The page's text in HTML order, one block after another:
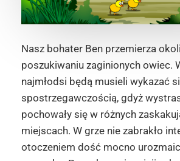
Nasz bohater Ben przemierza
poszukiwaniu zaginionych owiec.
najmłodsi będą musieli wykazać
spostrzegawczością, gdyż
pochowały się w różnych
miejscach. W grze nie zabrakło
otoczeniem dość mocno